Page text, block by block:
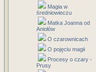
Magia w
średniowieczu
Matka Joanna od
Aniołów
O czarownicach
O pojęciu magii
Procesy o czary -
Prusy